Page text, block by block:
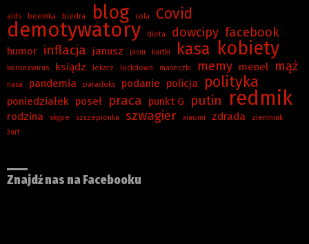
aids beemka biedra blog cola Covid
demotywatory dieta dowcipy facebook
humor inflacja janusz jasiu kartki kasa kobiety
koronawirus ksiądz lekarz lockdown maseczki memy menel mąż
nasa pandemia paradoks podanie policja polityka
poniedziałek poseł praca punkt G putin redmik
rodzina skype szczepionka szwagier xiaomi zdrada
ziemniak
żart
Znajdź nas na Facebooku